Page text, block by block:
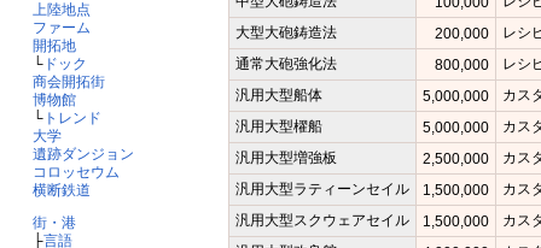
上陸地点
ファーム
開拓地
└ドック
商会開拓街
博物館
└トレンド
大学
遺跡ダンジョン
コロッセウム
横断鉄道
街・港
├言語
大型大砲鋳造法
200,000
レシ
通常大砲強化法
800,000
レシ
汎用大型船体
5,000,000
カス
汎用大型櫂船
5,000,000
カス
汎用大型増強板
2,500,000
カス
汎用大型ラティーンセイル
1,500,000
カス
汎用大型スクウェアセイル
1,500,000
カス